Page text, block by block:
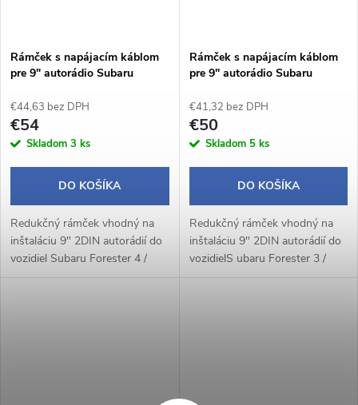
Rámček s napájacím káblom
pre 9" autorádio Subaru
€44,63 bez DPH
€54
Skladom 3 ks
DO KOŠÍKA
Redukčný rámček vhodný na
inštaláciu 9" 2DIN autorádií do
vozidiel Subaru Forester 4 /
Impreza.
Rámček s napájacím káblom
pre 9" autorádio Subaru
€41,32 bez DPH
€50
Skladom 5 ks
DO KOŠÍKA
Redukčný rámček vhodný na
inštaláciu 9" 2DIN autorádií do
vozidielS ubaru Forester 3 /
Impreza.